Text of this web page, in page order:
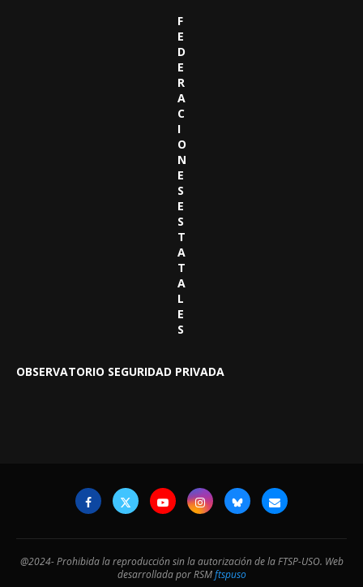
F
E
D
E
R
A
C
I
O
N
E
S
E
S
T
A
T
A
L
E
S
OBSERVATORIO SEGURIDAD PRIVADA
@2024- Prohibida la reproducción sin la autorización de la FTSP-USO. Web
desarrollada por RSMftspuso